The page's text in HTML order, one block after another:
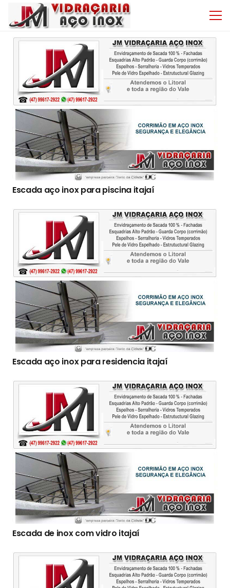
Escada aço inox para piscina itajaí
Escada aço inox para residencia itajaí
Escada de inox com vidro itajaí